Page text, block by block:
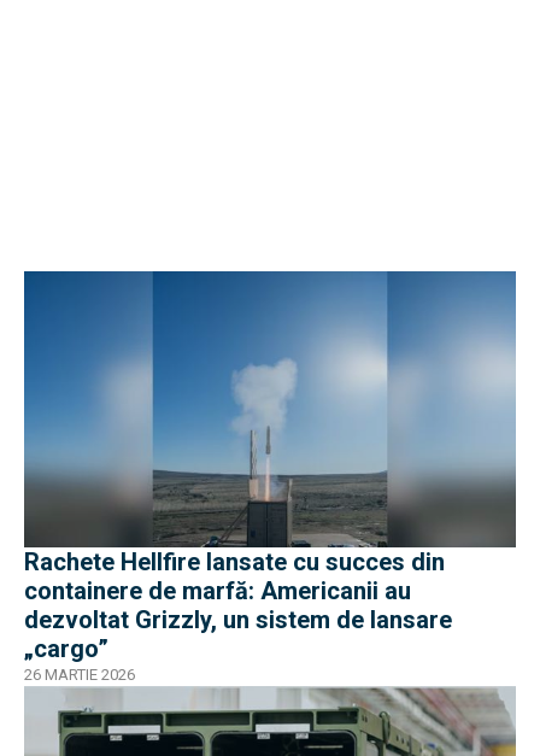
Rachete Hellfire lansate cu succes din
containere de marfă: Americanii au
dezvoltat Grizzly, un sistem de lansare
„cargo”
26 MARTIE 2026